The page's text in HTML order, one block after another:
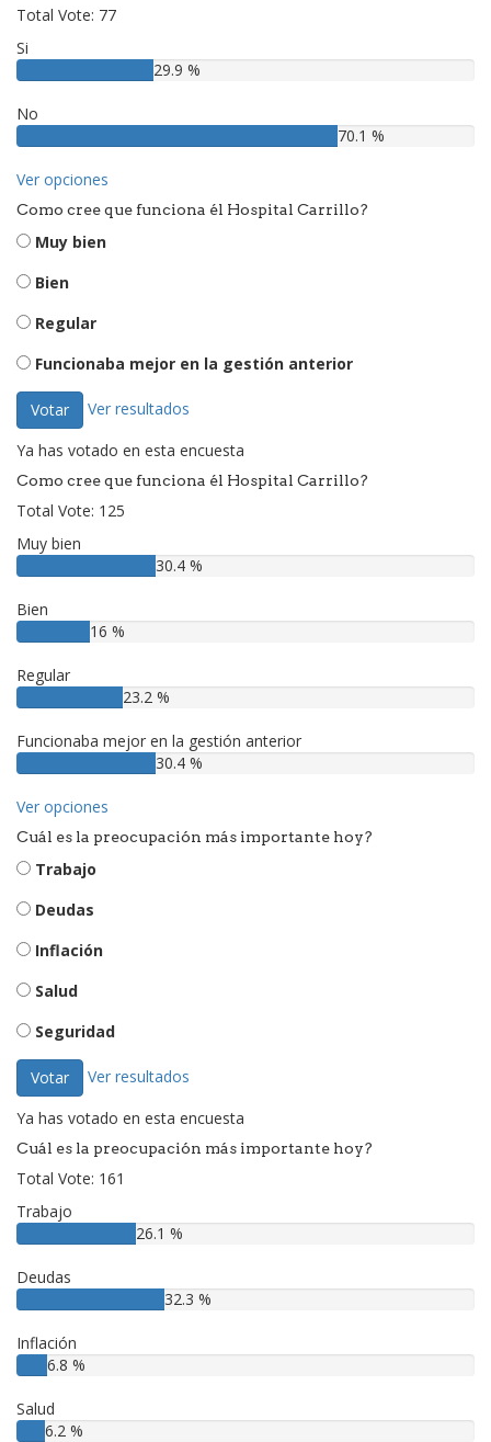
Total Vote: 77
Si
29.9 %
No
70.1 %
Ver opciones
Como cree que funciona él Hospital Carrillo?
Muy bien
Bien
Regular
Funcionaba mejor en la gestión anterior
Votar Ver resultados
Ya has votado en esta encuesta
Como cree que funciona él Hospital Carrillo?
Total Vote: 125
Muy bien
30.4 %
Bien
16 %
Regular
23.2 %
Funcionaba mejor en la gestión anterior
30.4 %
Ver opciones
Cuál es la preocupación más importante hoy?
Trabajo
Deudas
Inflación
Salud
Seguridad
Votar Ver resultados
Ya has votado en esta encuesta
Cuál es la preocupación más importante hoy?
Total Vote: 161
Trabajo
26.1 %
Deudas
32.3 %
Inflación
6.8 %
Salud
6.2 %